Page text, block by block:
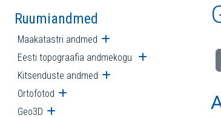
Ruumiandmed
Maakatastri andmed Ava alammenüü
Eesti topograafia andmekogu Ava alammenüü
Kitsenduste andmed Ava alammenüü
Ortofotod Ava alammenüü
Geo3D Ava alammenüü